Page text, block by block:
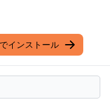
インストール